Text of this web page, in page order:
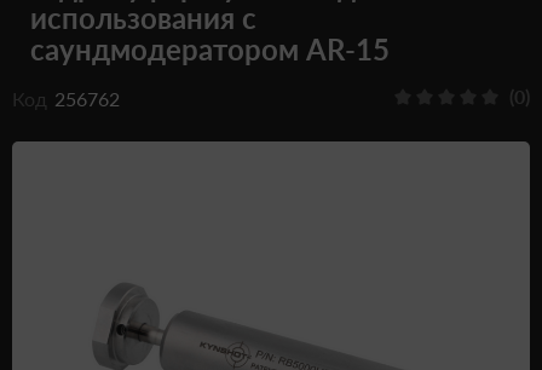
Оптика
Подарочные Сертификати
использования с
саундмодератором AR-15
Код 256762 (0)